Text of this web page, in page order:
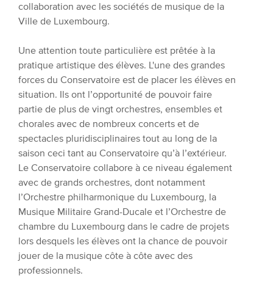
collaboration avec les sociétés de musique de la
Ville de Luxembourg.
Une attention toute particulière est prêtée à la
pratique artistique des élèves. L'une des grandes
forces du Conservatoire est de placer les élèves en
situation. Ils ont l’opportunité de pouvoir faire
partie de plus de vingt orchestres, ensembles et
chorales avec de nombreux concerts et de
spectacles pluridisciplinaires tout au long de la
saison ceci tant au Conservatoire qu’à l’extérieur.
Le Conservatoire collabore à ce niveau également
avec de grands orchestres, dont notamment
l’Orchestre philharmonique du Luxembourg, la
Musique Militaire Grand-Ducale et l’Orchestre de
chambre du Luxembourg dans le cadre de projets
lors desquels les élèves ont la chance de pouvoir
jouer de la musique côte à côte avec des
professionnels.